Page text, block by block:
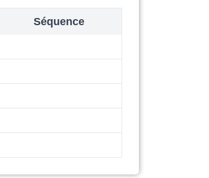
Séquence